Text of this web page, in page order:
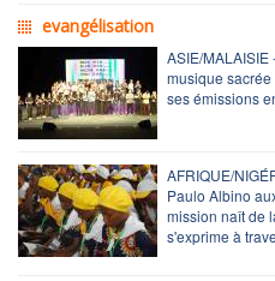
evangélisation
ASIE/
musique
ses émissions
AFRIQUE/
Paulo Albino
mission naît de
s'exprime à